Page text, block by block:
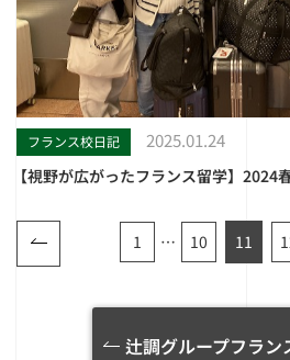
フランス校日記 2025.01.24
【視野が広がったフランス留学】2024
1 … 10 11
辻調グループフラン